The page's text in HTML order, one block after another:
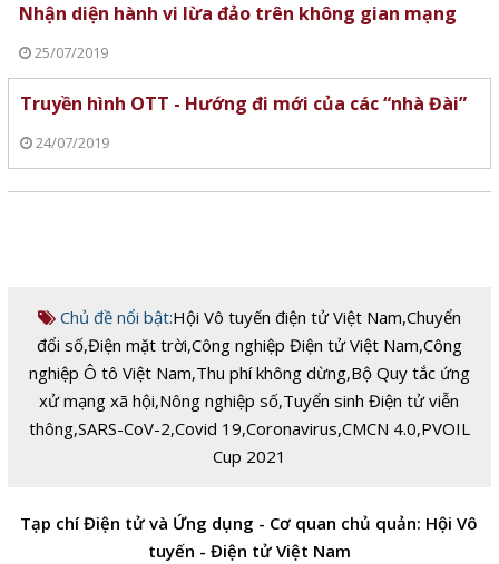
Nhận diện hành vi lừa đảo trên không gian mạng
25/07/2019
Truyền hình OTT - Hướng đi mới của các “nhà Đài”
24/07/2019
Chủ đề nổi bật:Hội Vô tuyến điện tử Việt Nam,Chuyển
đổi số,Điện mặt trời,Công nghiệp Điện tử Việt Nam,Công
nghiệp Ô tô Việt Nam,Thu phí không dừng,Bộ Quy tắc ứng
xử mạng xã hội,Nông nghiệp số,Tuyển sinh Điện tử viễn
thông,SARS-CoV-2,Covid 19,Coronavirus,CMCN 4.0,PVOIL
Cup 2021
Tạp chí Điện tử và Ứng dụng - Cơ quan chủ quản: Hội Vô
tuyến - Điện tử Việt Nam